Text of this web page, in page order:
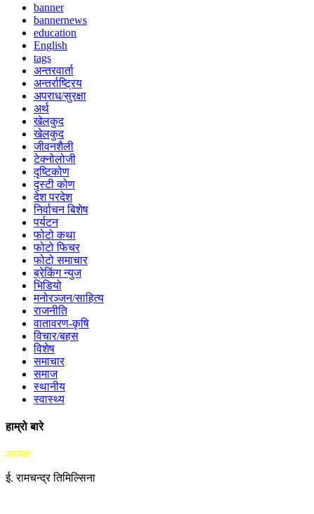
banner
bannernews
education
English
tags
अन्तरवार्ता
अन्तर्राष्ट्रिय
अपराध/सुरक्षा
अर्थ
खेलकुद
खेलकुद
जीवनशैली
टेक्नोलोजी
दृष्टिकोण
दृस्टी कोण
देश परदेश
निर्वाचन बिशेष
पर्यटन
फोटो कथा
फोटो फिचर
फोटो समाचार
ब्रेकिंग न्युज
भिडियो
मनोरञ्जन/साहित्य
राजनीति
वातावरण-कृषि
विचार/बहस
विशेष
समाचार
समाज
स्थानीय
स्वास्थ्य
हाम्रो बारे
अध्यक्ष
ई. रामचन्द्र तिमिल्सिना